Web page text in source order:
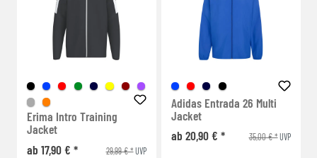
Erima Intro Training
Jacket
ab 17,90 € *
29,99 € *UVP
Adidas Entrada 26 Multi
Jacket
ab 20,90 € *
35,00 € *UVP